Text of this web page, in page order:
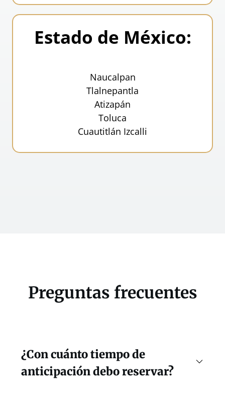
Estado de México:
Naucalpan
Tlalnepantla
Atizapán
Toluca
Cuautitlán Izcalli
Preguntas frecuentes
¿Con cuánto tiempo de
anticipación debo reservar?